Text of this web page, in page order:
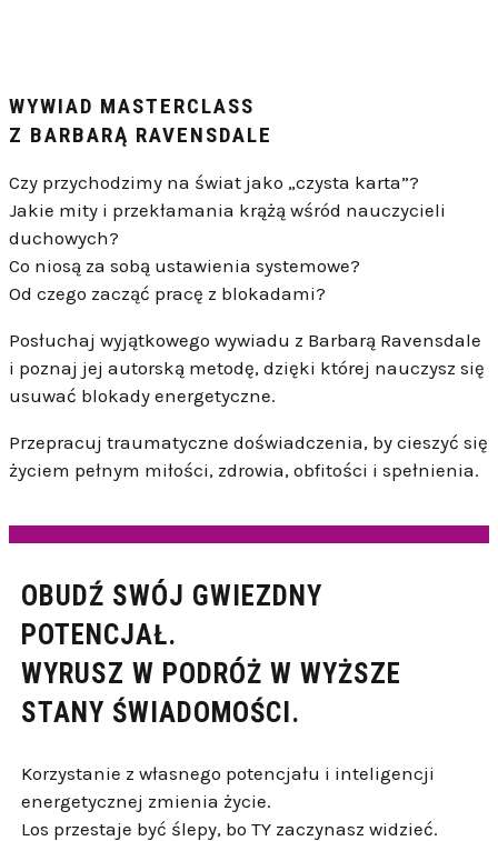
WYWIAD MASTERCLASS
Z BARBARĄ RAVENSDALE
Czy przychodzimy na świat jako „czysta karta”?
Jakie mity i przekłamania krążą wśród nauczycieli
duchowych?
Co niosą za sobą ustawienia systemowe?
Od czego zacząć pracę z blokadami?
Posłuchaj wyjątkowego wywiadu z Barbarą Ravensdale
i poznaj jej autorską metodę, dzięki której nauczysz się
usuwać blokady energetyczne.
Przepracuj traumatyczne doświadczenia, by cieszyć się
życiem pełnym miłości, zdrowia, obfitości i spełnienia.
OBUDŹ SWÓJ GWIEZDNY
POTENCJAŁ.
WYRUSZ W PODRÓŻ W WYŻSZE
STANY ŚWIADOMOŚCI.
Korzystanie z własnego potencjału i inteligencji
energetycznej zmienia życie.
Los przestaje być ślepy, bo TY zaczynasz widzieć.